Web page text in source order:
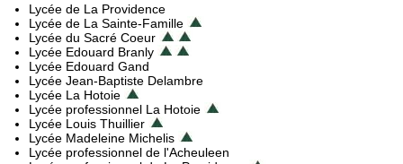
Lycée de La Providence
Lycée de La Sainte-Famille
Lycée du Sacré Coeur
Lycée Edouard Branly
Lycée Edouard Gand
Lycée Jean-Baptiste Delambre
Lycée La Hotoie
Lycée professionnel La Hotoie
Lycée Louis Thuillier
Lycée Madeleine Michelis
Lycée professionnel de l'Acheuleen